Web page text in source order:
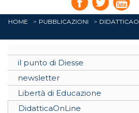
HOME PUBBLICAZIONI
il punto di Diesse
newsletter
Libertà di Educazione
DidatticaOnLine